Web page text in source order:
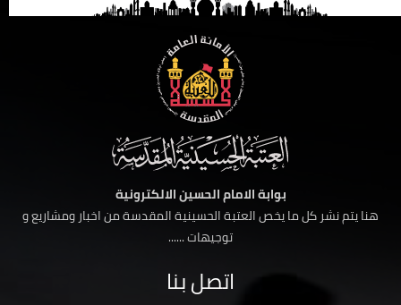
بوابة الامام الحسين الالكترونية
هنا يتم نشر كل ما يخص العتبة الحسينية المقدسة من اخبار ومشاريع و
توجيهات ......
اتصل بنا